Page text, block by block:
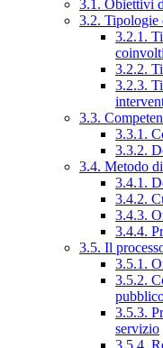
3.1. Obiettivi
3.2. Tipologie
3.2.1.
3.2.2.
3.2.3.
3.3.
3.3.1.
3.3.2.
3.4. Metodo
3.4.1.
3.4.2.
3.4.3.
3.4.4.
3.5. Il
3.5.1.
3.5.2.
3.5.3.
servizio
3.5.4.